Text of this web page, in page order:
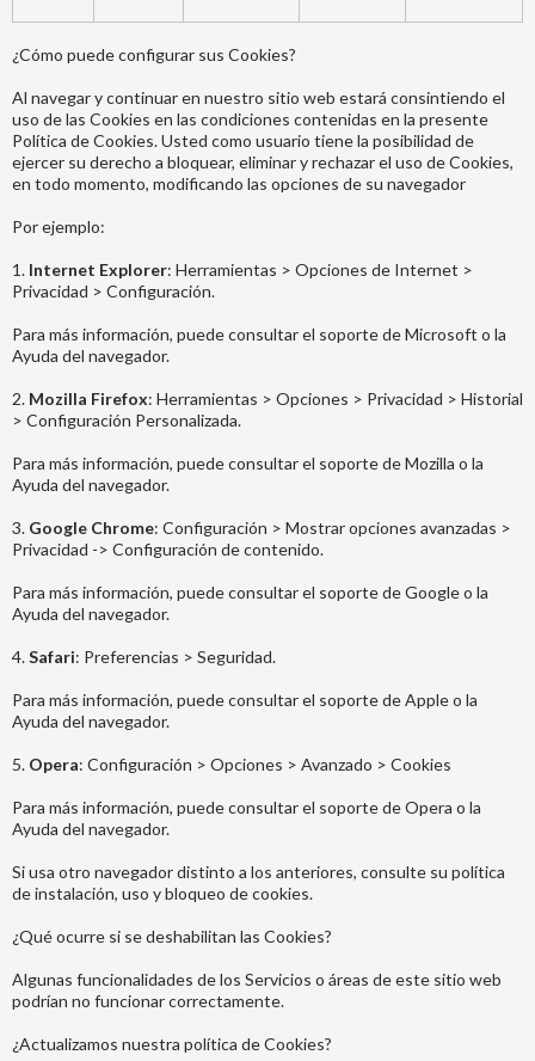
¿Cómo puede configurar sus Cookies?
Al navegar y continuar en nuestro sitio web estará consintiendo el
uso de las Cookies en las condiciones contenidas en la presente
Política de Cookies. Usted como usuario tiene la posibilidad de
ejercer su derecho a bloquear, eliminar y rechazar el uso de Cookies,
en todo momento, modificando las opciones de su navegador
Por ejemplo:
1. Internet Explorer: Herramientas > Opciones de Internet >
Privacidad > Configuración.
Para más información, puede consultar el soporte de Microsoft o la
Ayuda del navegador.
2. Mozilla Firefox: Herramientas > Opciones > Privacidad > Historial
> Configuración Personalizada.
Para más información, puede consultar el soporte de Mozilla o la
Ayuda del navegador.
3. Google Chrome: Configuración > Mostrar opciones avanzadas >
Privacidad -> Configuración de contenido.
Para más información, puede consultar el soporte de Google o la
Ayuda del navegador.
4.Safari: Preferencias > Seguridad.
Para más información, puede consultar el soporte de Apple o la
Ayuda del navegador.
5. Opera: Configuración > Opciones > Avanzado > Cookies
Para más información, puede consultar el soporte de Opera o la
Ayuda del navegador.
Si usa otro navegador distinto a los anteriores, consulte su política
de instalación, uso y bloqueo de cookies.
¿Qué ocurre si se deshabilitan las Cookies?
Algunas funcionalidades de los Servicios o áreas de este sitio web
podrían no funcionar correctamente.
¿Actualizamos nuestra política de Cookies?